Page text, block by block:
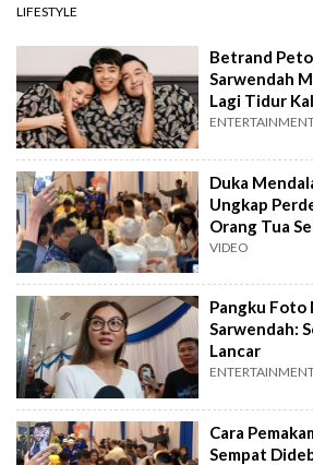
LIFESTYLE
Betrand
Sarwendah
Lagi Tidur
Duka
Ungkap
Orang Tua
Menjemput
VIDEO
Pangku Foto
Sarwendah:
Lancar
Cara
Sempat